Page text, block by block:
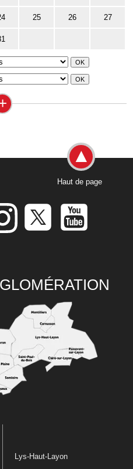
25 26 27
Haut de page
Lys-Haut-Layon